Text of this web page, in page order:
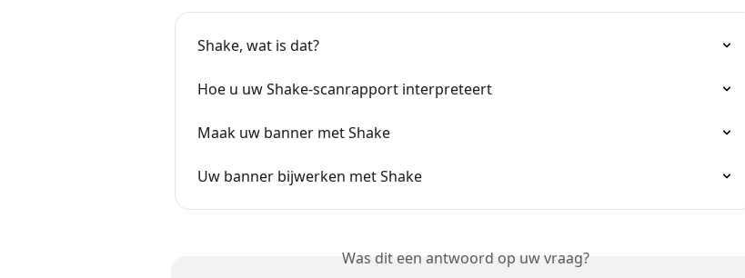
Shake, wat is dat?
Hoe u uw Shake-scanrapport interpreteert
Maak uw banner met Shake
Uw banner bijwerken met Shake
Was dit een antwoord op uw vraag?